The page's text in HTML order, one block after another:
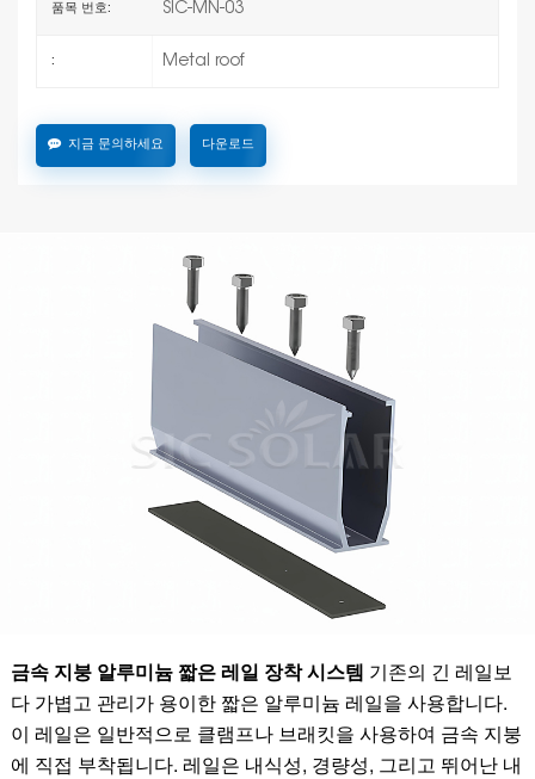
품목 번호: SIC-MN-03
: Metal roof
지금 문의하세요 다운로드
금속 지붕 알루미늄 짧은 레일 장착 시스템 기존의 긴 레일보
다 가볍고 관리가 용이한 짧은 알루미늄 레일을 사용합니다.
이 레일은 일반적으로 클램프나 브래킷을 사용하여 금속 지붕
에 직접 부착됩니다. 레일은 내식성, 경량성, 그리고 뛰어난 내